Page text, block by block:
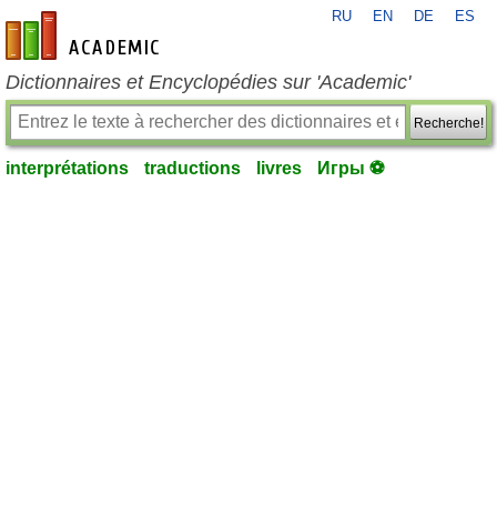
fr-academic.com
RU EN DE ES
Dictionnaires et Encyclopédies sur 'Academic'
Recherche!
interprétations traductions livres Игры ⚽